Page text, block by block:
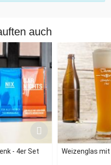
auch
- 4er Set Weizenglas mit